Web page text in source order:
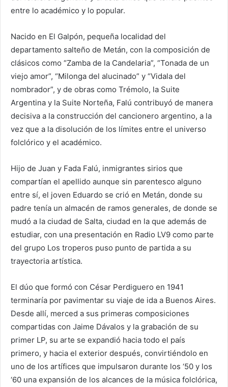
entre lo académico y lo popular.
Nacido en El Galpón, pequeña localidad del
departamento salteño de Metán, con la composición de
clásicos como “Zamba de la Candelaria”, “Tonada de un
viejo amor”, “Milonga del alucinado” y “Vidala del
nombrador”, y de obras como Trémolo, la Suite
Argentina y la Suite Norteña, Falú contribuyó de manera
decisiva a la construcción del cancionero argentino, a la
vez que a la disolución de los límites entre el universo
folclórico y el académico.
Hijo de Juan y Fada Falú, inmigrantes sirios que
compartían el apellido aunque sin parentesco alguno
entre sí, el joven Eduardo se crió en Metán, donde su
padre tenía un almacén de ramos generales, de donde se
mudó a la ciudad de Salta, ciudad en la que además de
estudiar, con una presentación en Radio LV9 como parte
del grupo Los troperos puso punto de partida a su
trayectoria artística.
El dúo que formó con César Perdiguero en 1941
terminaría por pavimentar su viaje de ida a Buenos Aires.
Desde allí, merced a sus primeras composiciones
compartidas con Jaime Dávalos y la grabación de su
primer LP, su arte se expandió hacia todo el país
primero, y hacia el exterior después, convirtiéndolo en
uno de los artífices que impulsaron durante los ‘50 y los
‘60 una expansión de los alcances de la música folclórica,